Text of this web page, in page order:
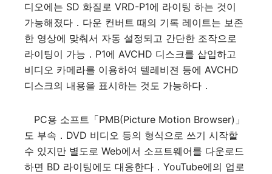
디오에는 SD 화질로 VRD-P1에 라이팅 하는 것이
가능해졌다．다운 컨버트 때의 기록 레이트는 보존
한 영상에 맞춰서 자동 설정되고 간단한 조작으로
라이팅이 가능．P1에 AVCHD 디스크를 삽입하고
비디오 카메라를 이용하여 텔레비젼 등에 AVCHD
디스크의 내용을 표시하는 것도 가능하다．
PC용 소프트「PMB(Picture Motion Browser)」
도 부속．DVD 비디오 등의 형식으로 쓰기 시작할
수 있지만 별도로 Web에서 소프트웨어를 다운로드
하면 BD 라이팅에도 대응한다．YouTube에의 업로